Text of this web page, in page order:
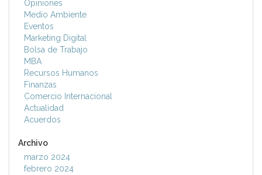
Opiniones
Medio Ambiente
Eventos
Marketing Digital
Bolsa de Trabajo
MBA
Recursos Humanos
Finanzas
Comercio Internacional
Actualidad
Acuerdos
Archivo
marzo 2024
febrero 2024